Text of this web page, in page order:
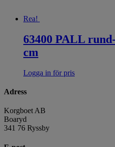
Rea!
63400 PALL
cm
Logga in för pris
Adress
Korgboet AB
Boaryd
341 76 Ryssby